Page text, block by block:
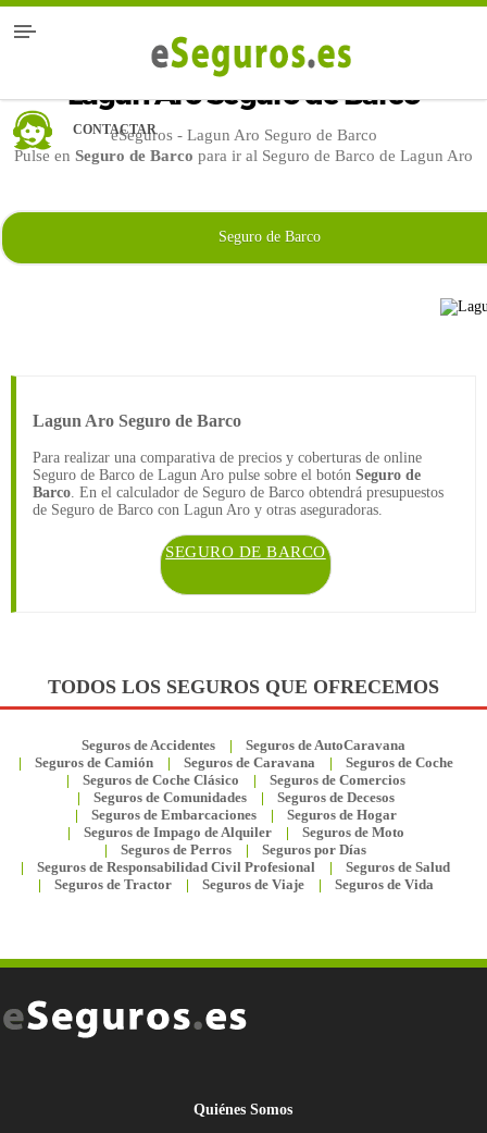
CONTACTAR
Lagun Aro Seguro de Barco
eSeguros - Lagun Aro Seguro de Barco
Pulse en Seguro de Barco para ir al Seguro de Barco de Lagun Aro
Seguro de Barco
Lagun Aro Seguro de Barco
Para realizar una comparativa de precios y coberturas de online
Seguro de Barco de Lagun Aro pulse sobre el botón Seguro de
Barco. En el calculador de Seguro de Barco obtendrá presupuestos
de Seguro de Barco con Lagun Aro y otras aseguradoras.
SEGURO DE BARCO
TODOS LOS SEGUROS QUE OFRECEMOS
Seguros de Accidentes
Seguros de AutoCaravana
Seguros de Camión
Seguros de Caravana
Seguros de Coche
Seguros de Coche Clásico
Seguros de Comercios
Seguros de Comunidades
Seguros de Decesos
Seguros de Embarcaciones
Seguros de Hogar
Seguros de Impago de Alquiler
Seguros de Moto
Seguros de Perros
Seguros por Días
Seguros de Responsabilidad Civil Profesional
Seguros de Salud
Seguros de Tractor
Seguros de Viaje Seguros de Vida
Quiénes Somos